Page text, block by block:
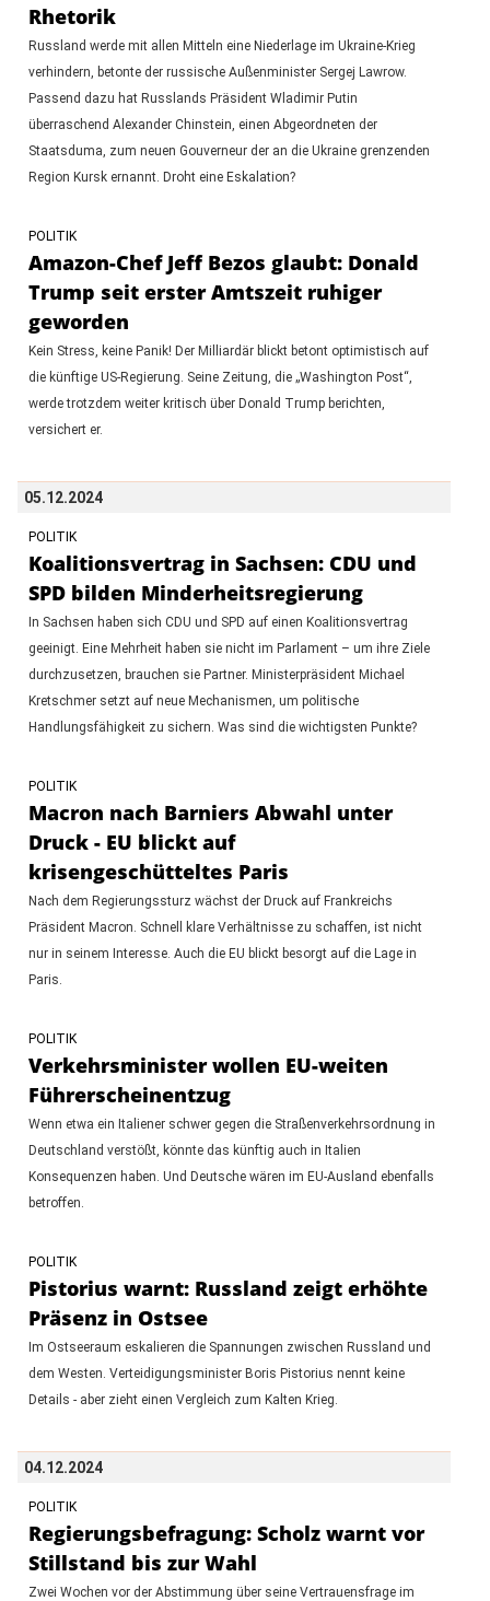
Rhetorik
Russland werde mit allen Mitteln eine Niederlage im Ukraine-Krieg
verhindern, betonte der russische Außenminister Sergej Lawrow.
Passend dazu hat Russlands Präsident Wladimir Putin
überraschend Alexander Chinstein, einen Abgeordneten der
Staatsduma, zum neuen Gouverneur der an die Ukraine grenzenden
Region Kursk ernannt. Droht eine Eskalation?
POLITIK
Amazon-Chef Jeff Bezos glaubt: Donald
Trump seit erster Amtszeit ruhiger
geworden
Kein Stress, keine Panik! Der Milliardär blickt betont optimistisch auf
die künftige US-Regierung. Seine Zeitung, die „Washington Post“,
werde trotzdem weiter kritisch über Donald Trump berichten,
versichert er.
05.12.2024
POLITIK
Koalitionsvertrag in Sachsen: CDU und
SPD bilden Minderheitsregierung
In Sachsen haben sich CDU und SPD auf einen Koalitionsvertrag
geeinigt. Eine Mehrheit haben sie nicht im Parlament – um ihre Ziele
durchzusetzen, brauchen sie Partner. Ministerpräsident Michael
Kretschmer setzt auf neue Mechanismen, um politische
Handlungsfähigkeit zu sichern. Was sind die wichtigsten Punkte?
POLITIK
Macron nach Barniers Abwahl unter
Druck - EU blickt auf
krisengeschütteltes Paris
Nach dem Regierungssturz wächst der Druck auf Frankreichs
Präsident Macron. Schnell klare Verhältnisse zu schaffen, ist nicht
nur in seinem Interesse. Auch die EU blickt besorgt auf die Lage in
Paris.
POLITIK
Verkehrsminister wollen EU-weiten
Führerscheinentzug
Wenn etwa ein Italiener schwer gegen die Straßenverkehrsordnung in
Deutschland verstößt, könnte das künftig auch in Italien
Konsequenzen haben. Und Deutsche wären im EU-Ausland ebenfalls
betroffen.
POLITIK
Pistorius warnt: Russland zeigt erhöhte
Präsenz in Ostsee
Im Ostseeraum eskalieren die Spannungen zwischen Russland und
dem Westen. Verteidigungsminister Boris Pistorius nennt keine
Details - aber zieht einen Vergleich zum Kalten Krieg.
04.12.2024
POLITIK
Regierungsbefragung: Scholz warnt vor
Stillstand bis zur Wahl
Zwei Wochen vor der Abstimmung über seine Vertrauensfrage im